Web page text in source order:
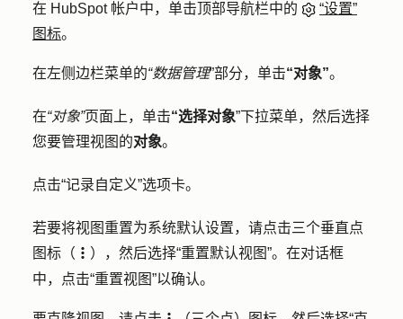
在 HubSpot 帐户中，单击顶部导航栏中的
“设置”
图标。
在左侧边栏菜单的“数据管理”部分，单击“对象”。
在“对象”页面上，单击“选择对象”下拉菜单，然后选择
您要管理视图的对象。
点击“记录自定义”选项卡。
若要将视图重置为系统默认设置，请点击三个垂直点
图标 （ verticalMenu ），然后选择“重置默认视图”。在对话框
中，点击“重置视图”以确认。